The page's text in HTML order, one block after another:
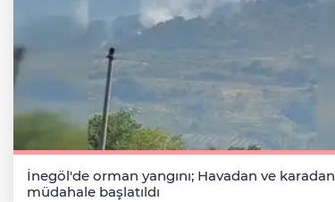
İnegöl'de orman yangını; Havadan ve karadan
müdahale başlatıldı